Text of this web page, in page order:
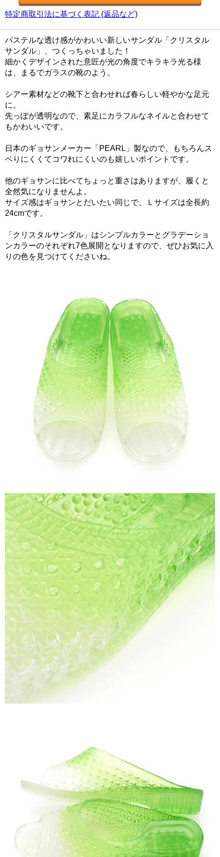
特定商取引法に基づく表記 (返品など)
パステルな透け感がかわいい新しいサンダル「クリスタル
サンダル」、つくっちゃいました！
細かくデザインされた意匠が光の角度でキラキラ光る様
は、まるでガラスの靴のよう。
シアー素材などの靴下と合わせれば春らしい軽やかな足元
に。
先っぽが透明なので、素足にカラフルなネイルと合わせて
もかわいいです。
日本のギョサンメーカー「PEARL」製なので、もちろんス
ベりにくくてコワれにくいのも嬉しいポイントです。
他のギョサンに比べてちょっと重さはありますが、履くと
全然気になりませんよ。
サイズ感はギョサンとだいたい同じで、Ｌサイズは全長約
24cmです。
「クリスタルサンダル」はシンプルカラーとグラデーショ
ンカラーのそれぞれ7色展開となりますので、ぜひお気に入
りの色を見つけてくださいね。